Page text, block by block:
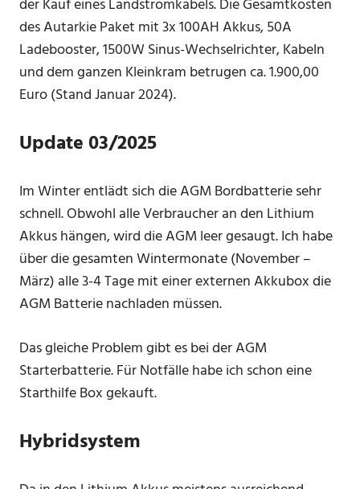
der Kauf eines Landstromkabels. Die Gesamtkosten
des Autarkie Paket mit 3x 100AH Akkus, 50A
Ladebooster, 1500W Sinus-Wechselrichter, Kabeln
und dem ganzen Kleinkram betrugen ca. 1.900,00
Euro (Stand Januar 2024).
Update 03/2025
Im Winter entlädt sich die AGM Bordbatterie sehr
schnell. Obwohl alle Verbraucher an den Lithium
Akkus hängen, wird die AGM leer gesaugt. Ich habe
über die gesamten Wintermonate (November –
März) alle 3-4 Tage mit einer externen Akkubox die
AGM Batterie nachladen müssen.
Das gleiche Problem gibt es bei der AGM
Starterbatterie. Für Notfälle habe ich schon eine
Starthilfe Box gekauft.
Hybridsystem